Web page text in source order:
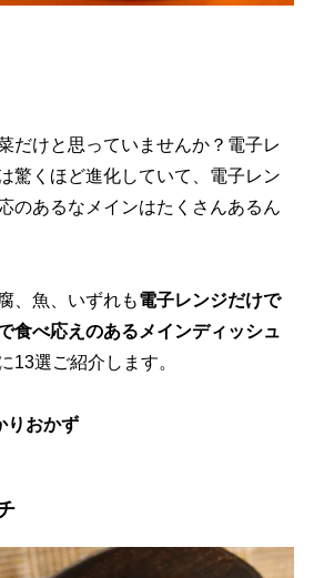
だけと思っていませんか？電子レ
驚くほど進化していて、電子レン
のあるなメインはたくさんあるん
、魚、いずれも電子レンジだけで
食べ応えのあるメインディッシュ
13選ご紹介します。
りおかず